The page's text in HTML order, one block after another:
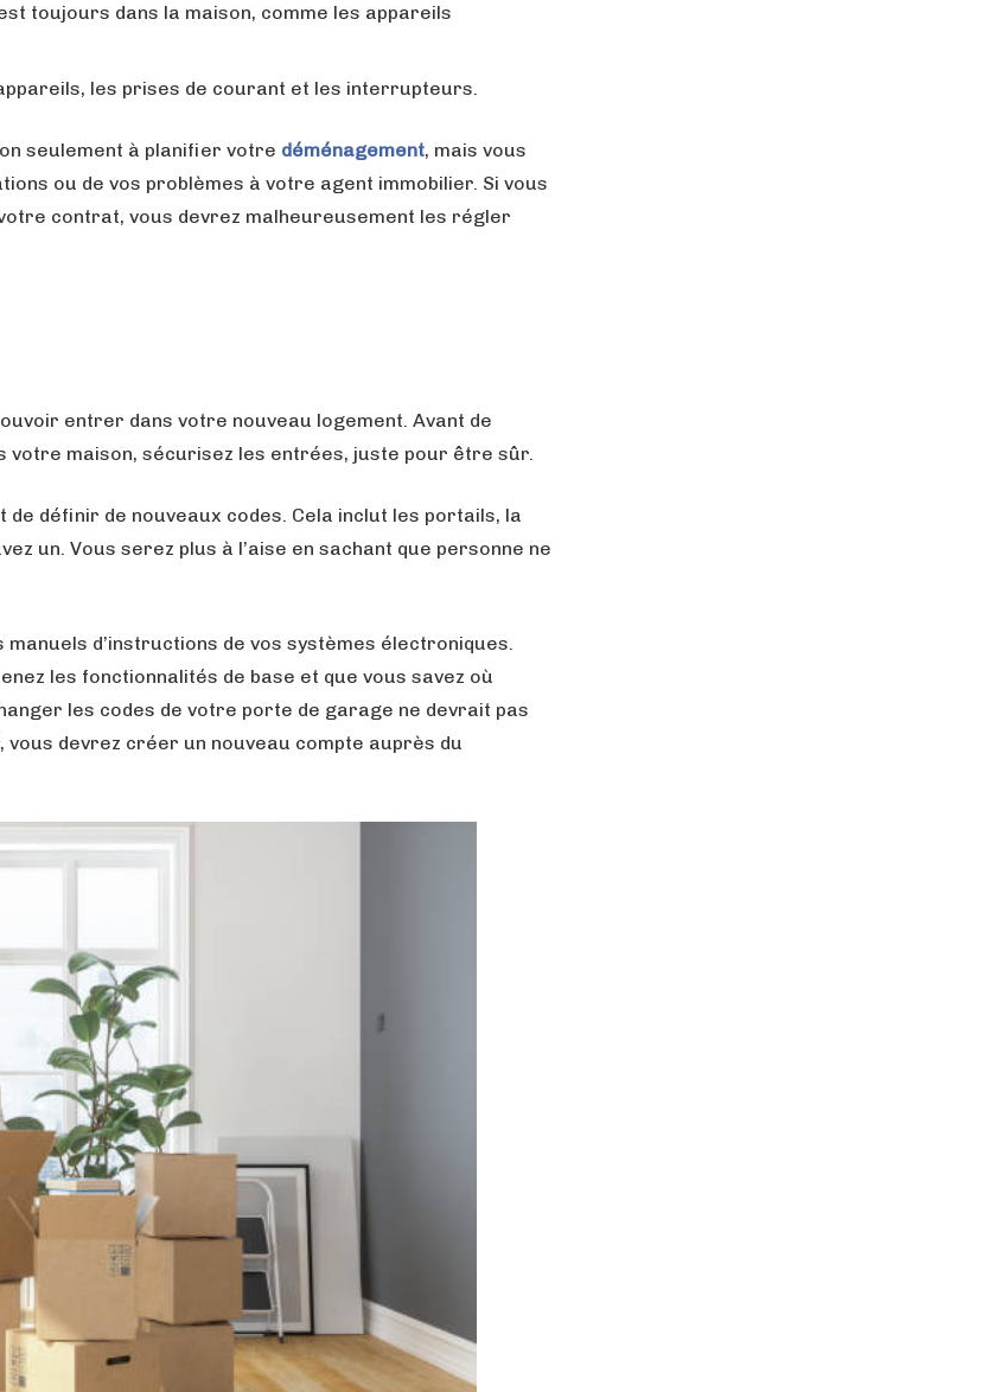
toujours dans la maison, comme les appareils
les prises de courant et les interrupteurs.
seulement à planifier votre déménagement, mais vous
ou de vos problèmes à votre agent immobilier. Si vous
contrat, vous devrez malheureusement les régler
entrer dans votre nouveau logement. Avant de
votre maison, sécurisez les entrées, juste pour être sûr.
définir de nouveaux codes. Cela inclut les portails, la
un. Vous serez plus à l’aise en sachant que personne ne
d’instructions de vos systèmes électroniques.
les fonctionnalités de base et que vous savez où
les codes de votre porte de garage ne devrait pas
devrez créer un nouveau compte auprès du